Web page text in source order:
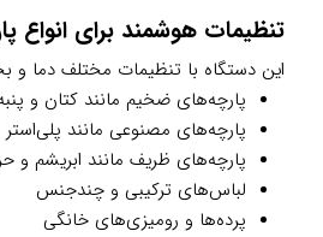
تنظیمات هوشمند برای انواع
این دستگاه با تنظیمات مختلف دما و
پارچه‌های ضخیم مانند کتان و
پارچه‌های مصنوعی مانند پلی‌استر
پارچه‌های ظریف مانند ابریشم و
لباس‌های ترکیبی و چندجنس
پرده‌ها و رومیزی‌های خانگی